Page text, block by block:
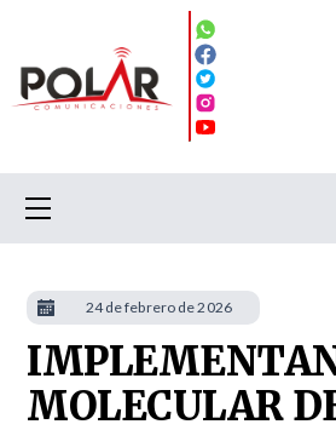
MOLECULAR
24 de febrero de 2026